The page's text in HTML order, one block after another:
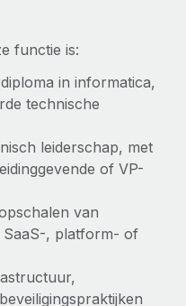
functie is:
in informatica,
technische
leiderschap, met
of VP-
van
SaaS-, platform- of